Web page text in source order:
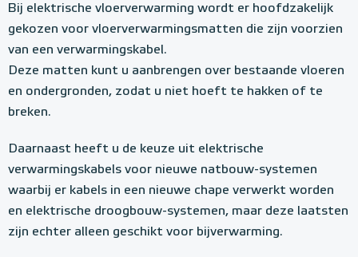
r
m
i
n
g
m
o
n
t
e
Bij elektrische vloerverwarming wordt er hoofdzakelijk
gekozen voor vloerverwarmingsmatten die zijn voorzien
van een verwarmingskabel.
Deze matten kunt u aanbrengen over bestaande vloeren
en ondergronden, zodat u niet hoeft te hakken of te
breken.
Daarnaast heeft u de keuze uit elektrische
verwarmingskabels voor nieuwe natbouw-systemen
waarbij er kabels in een nieuwe chape verwerkt worden
en elektrische droogbouw-systemen, maar deze laatsten
zijn echter alleen geschikt voor bijverwarming.